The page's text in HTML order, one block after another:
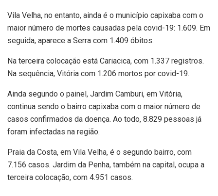
Vila Velha, no entanto, ainda é o município capixaba com o
maior número de mortes causadas pela covid-19: 1.609. Em
seguida, aparece a Serra com 1.409 óbitos.
Na terceira colocação está Cariacica, com 1.337 registros.
Na sequência, Vitória com 1.206 mortos por covid-19.
Ainda segundo o painel, Jardim Camburi, em Vitória,
continua sendo o bairro capixaba com o maior número de
casos confirmados da doença. Ao todo, 8.829 pessoas já
foram infectadas na região.
Praia da Costa, em Vila Velha, é o segundo bairro, com
7.156 casos. Jardim da Penha, também na capital, ocupa a
terceira colocação, com 4.951 casos.